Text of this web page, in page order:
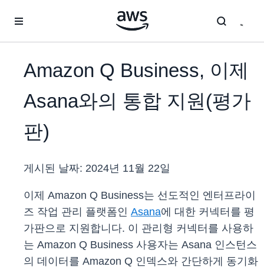
Amazon Q Business, 이제
Asana와의 통합 지원(평가
판)
게시된 날짜: 2024년 11월 22일
이제 Amazon Q Business는 선도적인 엔터프라이
즈 작업 관리 플랫폼인 Asana에 대한 커넥터를 평
가판으로 지원합니다. 이 관리형 커넥터를 사용하
는 Amazon Q Business 사용자는 Asana 인스턴스
의 데이터를 Amazon Q 인덱스와 간단하게 동기화